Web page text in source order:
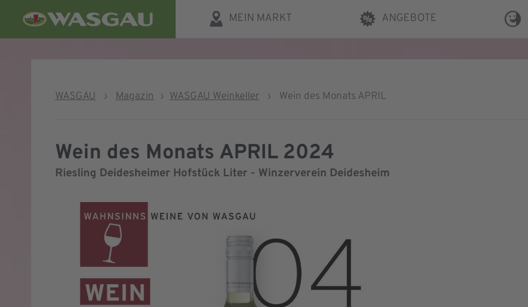
MEIN MARKT ANGEBOTE
WASGAU › Magazin › WASGAU Weinkeller › Wein des Monats APRIL
Wein des Monats APRIL 2024
Riesling Deidesheimer Hofstück Liter - Winzerverein Deidesheim